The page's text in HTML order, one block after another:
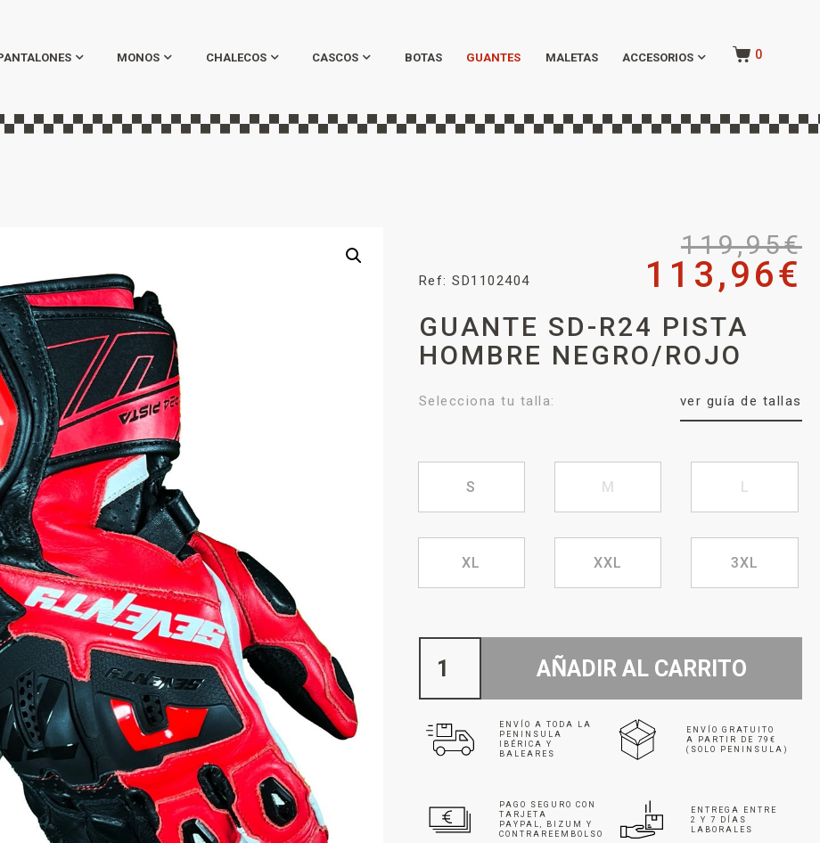
MONOS CHALECOS CASCOS BOTAS GUANTES MALETAS ACCESORIOS 0
Ref: SD1102404
119,95€
113,96€
GUANTE SD-R24 PISTA
HOMBRE NEGRO/ROJO
Selecciona tu talla: ver guía de tallas
S M L
XL XXL 3XL
AÑADIR AL CARRITO
ENVÍO A TODA LA
PENINSULA
IBÉRICA Y
BALEARES
ENVÍO GRATUITO
A PARTIR DE 79€
(SOLO PENINSULA)
PAGO SEGURO CON
TARJETA
PAYPAL, BIZUM Y
CONTRAREEMBOLSO
ENTREGA ENTRE
2 Y 7 DÍAS
LABORALES